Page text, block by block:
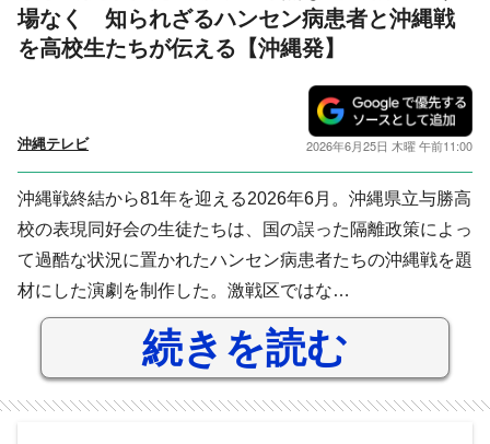
場なく 知られざるハンセン病患者と沖縄戦
を高校生たちが伝える【沖縄発】
沖縄テレビ 2026年6月25日 木曜 午前11:00
沖縄戦終結から81年を迎える2026年6月。沖縄県立与勝高
校の表現同好会の生徒たちは、国の誤った隔離政策によっ
て過酷な状況に置かれたハンセン病患者たちの沖縄戦を題
材にした演劇を制作した。激戦区ではな…
続きを読む